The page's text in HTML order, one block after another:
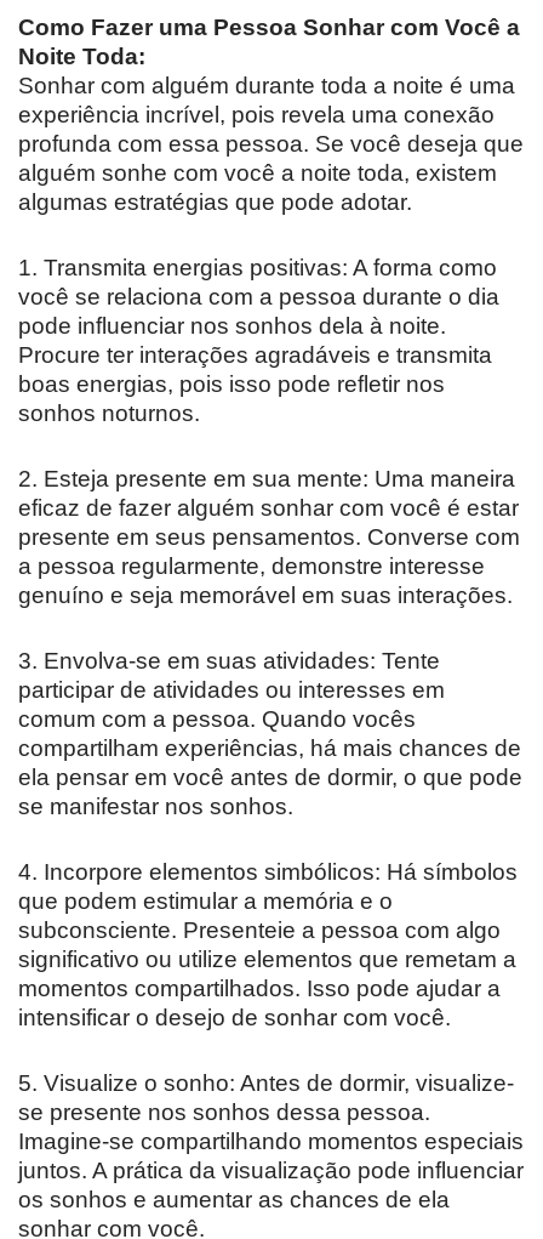
Como Fazer uma Pessoa Sonhar com Você a
Noite Toda:
Sonhar com alguém durante toda a noite é uma
experiência incrível, pois revela uma conexão
profunda com essa pessoa. Se você deseja que
alguém sonhe com você a noite toda, existem
algumas estratégias que pode adotar.
1. Transmita energias positivas: A forma como
você se relaciona com a pessoa durante o dia
pode influenciar nos sonhos dela à noite.
Procure ter interações agradáveis e transmita
boas energias, pois isso pode refletir nos
sonhos noturnos.
2. Esteja presente em sua mente: Uma maneira
eficaz de fazer alguém sonhar com você é estar
presente em seus pensamentos. Converse com
a pessoa regularmente, demonstre interesse
genuíno e seja memorável em suas interações.
3. Envolva-se em suas atividades: Tente
participar de atividades ou interesses em
comum com a pessoa. Quando vocês
compartilham experiências, há mais chances de
ela pensar em você antes de dormir, o que pode
se manifestar nos sonhos.
4. Incorpore elementos simbólicos: Há símbolos
que podem estimular a memória e o
subconsciente. Presenteie a pessoa com algo
significativo ou utilize elementos que remetam a
momentos compartilhados. Isso pode ajudar a
intensificar o desejo de sonhar com você.
5. Visualize o sonho: Antes de dormir, visualize-
se presente nos sonhos dessa pessoa.
Imagine-se compartilhando momentos especiais
juntos. A prática da visualização pode influenciar
os sonhos e aumentar as chances de ela
sonhar com você.